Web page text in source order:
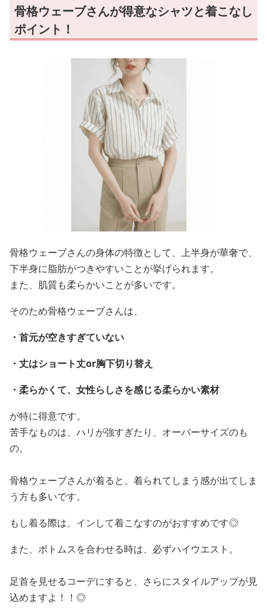
骨格ウェーブさんが得意なシャツと着こなし
ポイント！
骨格ウェーブさんの身体の特徴として、上半身が華奢で、
下半身に脂肪がつきやすいことが挙げられます。
また、肌質も柔らかいことが多いです。
そのため骨格ウェーブさんは、
・首元が空きすぎていない
・丈はショート丈or胸下切り替え
・柔らかくて、女性らしさを感じる柔らかい素材
が特に得意です。
苦手なものは、ハリが強すぎたり、オーバーサイズのも
の。
骨格ウェーブさんが着ると、着られてしまう感が出てしま
う方も多いです。
もし着る際は、インして着こなすのがおすすめです◎
また、ボトムスを合わせる時は、必ずハイウエスト。
足首を見せるコーデにすると、さらにスタイルアップが見
込めますよ！！◎